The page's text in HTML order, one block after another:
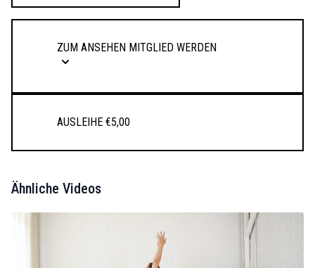
Zum Ansehen Mitglied werden
Ausleihe €5,00
Ähnliche Videos